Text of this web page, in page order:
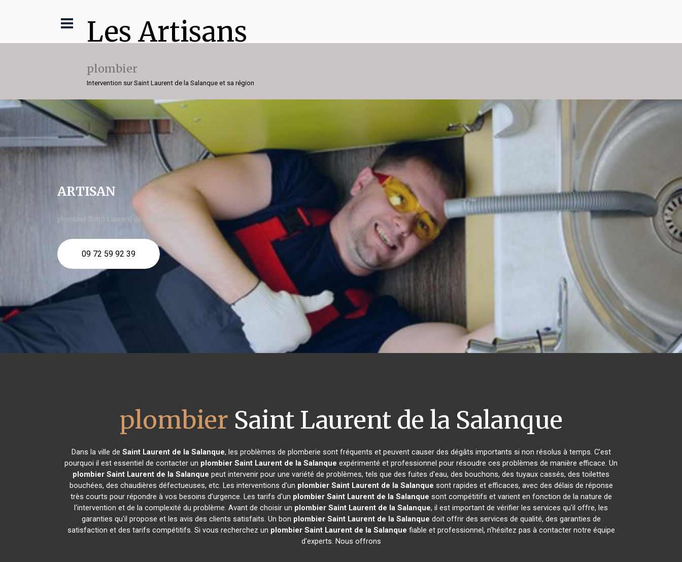
Les Artisans
plombier
Intervention sur Saint Laurent de la Salanque et sa région
ARTISAN
plombier Saint Laurent de la Salanque
09 72 59 92 39
plombier Saint Laurent de la Salanque
Dans la ville de Saint Laurent de la Salanque, les problèmes de plomberie sont fréquents et peuvent causer des dégâts importants si non résolus à temps. C'est
pourquoi il est essentiel de contacter un plombier Saint Laurent de la Salanque expérimenté et professionnel pour résoudre ces problèmes de manière efficace. Un
plombier Saint Laurent de la Salanque peut intervenir pour une variété de problèmes, tels que des fuites d'eau, des bouchons, des tuyaux cassés, des toilettes
bouchées, des chaudières défectueuses, etc. Les interventions d'un plombier Saint Laurent de la Salanque sont rapides et efficaces, avec des délais de réponse
très courts pour répondre à vos besoins d'urgence. Les tarifs d'un plombier Saint Laurent de la Salanque sont compétitifs et varient en fonction de la nature de
l'intervention et de la complexité du problème. Avant de choisir un plombier Saint Laurent de la Salanque, il est important de vérifier les services qu'il offre, les
garanties qu'il propose et les avis des clients satisfaits. Un bon plombier Saint Laurent de la Salanque doit offrir des services de qualité, des garanties de
satisfaction et des tarifs compétitifs. Si vous recherchez un plombier Saint Laurent de la Salanque fiable et professionnel, n'hésitez pas à contacter notre équipe
d'experts. Nous offrons